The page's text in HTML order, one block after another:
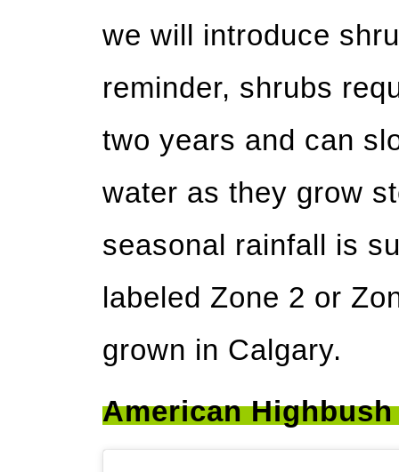
we will introduce
reminder, shrubs
two years and can
water as they grow
seasonal rainfall is
labeled Zone 2 or
grown in Calgary.
American